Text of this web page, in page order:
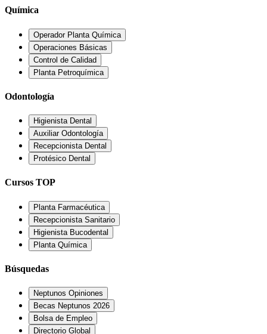
Química
Operador Planta Química
Operaciones Básicas
Control de Calidad
Planta Petroquímica
Odontología
Higienista Dental
Auxiliar Odontología
Recepcionista Dental
Protésico Dental
Cursos TOP
Planta Farmacéutica
Recepcionista Sanitario
Higienista Bucodental
Planta Química
Búsquedas
Neptunos Opiniones
Becas Neptunos 2026
Bolsa de Empleo
Directorio Global